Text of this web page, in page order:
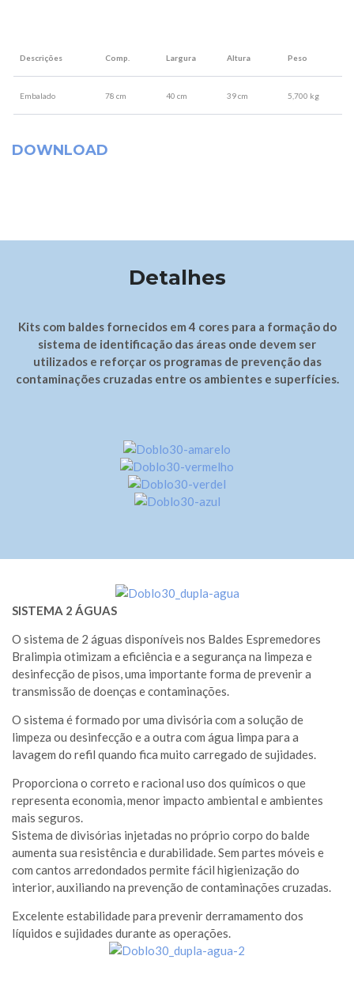
Descrições Comp. Largura Altura Peso
Embalado 78 cm 40 cm 39 cm 5,700 kg
DOWNLOAD
Detalhes
Kits com baldes fornecidos em 4 cores para a formação do
sistema de identificação das áreas onde devem ser
utilizados e reforçar os programas de prevenção das
contaminações cruzadas entre os ambientes e superfícies.
SISTEMA 2 ÁGUAS
O sistema de 2 águas disponíveis nos Baldes Espremedores
Bralimpia otimizam a eficiência e a segurança na limpeza e
desinfecção de pisos, uma importante forma de prevenir a
transmissão de doenças e contaminações.
O sistema é formado por uma divisória com a solução de
limpeza ou desinfecção e a outra com água limpa para a
lavagem do refil quando fica muito carregado de sujidades.
Proporciona o correto e racional uso dos químicos o que
representa economia, menor impacto ambiental e ambientes
mais seguros.
Sistema de divisórias injetadas no próprio corpo do balde
aumenta sua resistência e durabilidade. Sem partes móveis e
com cantos arredondados permite fácil higienização do
interior, auxiliando na prevenção de contaminações cruzadas.
Excelente estabilidade para prevenir derramamento dos
líquidos e sujidades durante as operações.